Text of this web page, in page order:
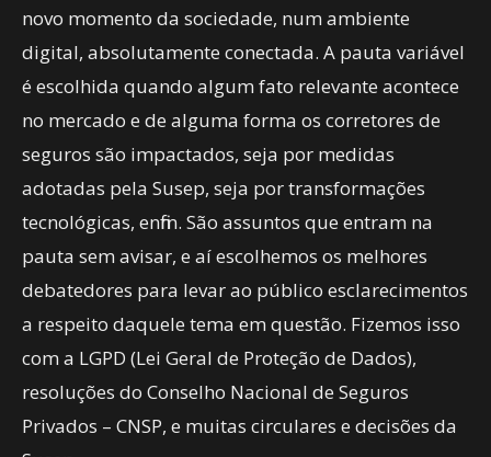
novo momento da sociedade, num ambiente
digital, absolutamente conectada. A pauta variável
é escolhida quando algum fato relevante acontece
no mercado e de alguma forma os corretores de
seguros são impactados, seja por medidas
adotadas pela Susep, seja por transformações
tecnológicas, enfim. São assuntos que entram na
pauta sem avisar, e aí escolhemos os melhores
debatedores para levar ao público esclarecimentos
a respeito daquele tema em questão. Fizemos isso
com a LGPD (Lei Geral de Proteção de Dados),
resoluções do Conselho Nacional de Seguros
Privados – CNSP, e muitas circulares e decisões da